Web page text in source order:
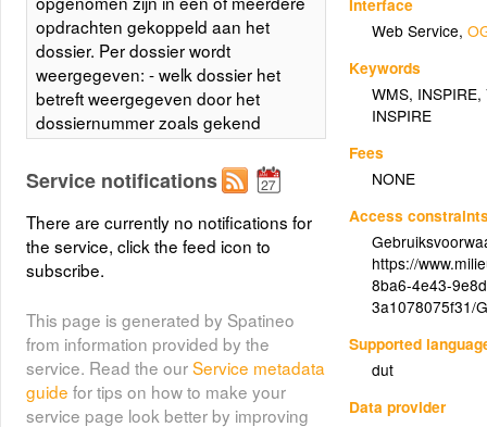
Web Service,
Keywords
WMS, INSPIRE,
INSPIRE
Fees
NONE
Access
https://
8ba6-4e43-
3a1078075f31/
Supported
dut
Data provider
opdrachten gekoppeld aan het
dossier. Per dossier wordt
weergegeven: - welk dossier het
betreft weergegeven door het
dossiernummer zoals gekend
binnen OVAM; - welke type conform
verklaarde opdrachten uitgevoerd
zijn in het kader van het
bodemdecreet. Er wordt
onderscheid gemaakt tussen de 4
hoofdcategoriën van opdrachten
opdrachtinformatie beschikbaar is,
nl oriënterende
bodemonderzoeken, beschrijvende
bodemonderzoeken,
bodemsaneringsprojecten en
Service notifications
There are currently no notifications for
the service, click the feed icon to
subscribe.
This page is generated by Spatineo
from information provided by the
service. Read the ourService metadata
guide for tips on how to make your
service page look better by improving